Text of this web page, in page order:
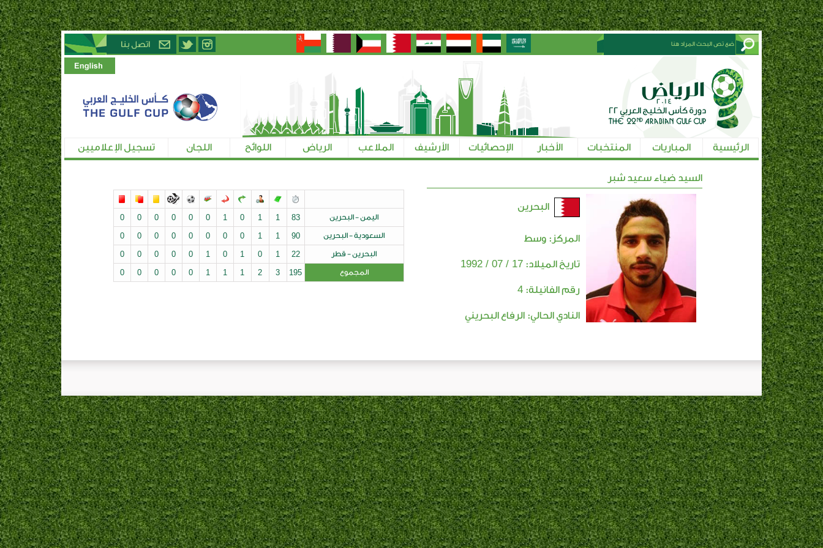
الرئيسية المباريات المنتخبات الأخبار الإحصائيات الأرشيف الملاعب الرياض اللوائح اللجان تسجيل الإعلاميين
السيد ضياء سعيد شبر
البحرين
المركز: وسط
تاريخ الميلاد: 17 / 07 / 1992
رقم الفانيلة: 4
النادي الحالي: الرفاع البحريني
اليمن - البحرين 83
1
1
0
1
0
0
0
0
0
0
السعودية - البحرين 90
1
1
0
0
0
0
0
0
0
0
البحرين - قطر 22
1
0
1
0
1
0
0
0
0
0
المجموع 195
3
2
1
1
1
0
0
0
0
0